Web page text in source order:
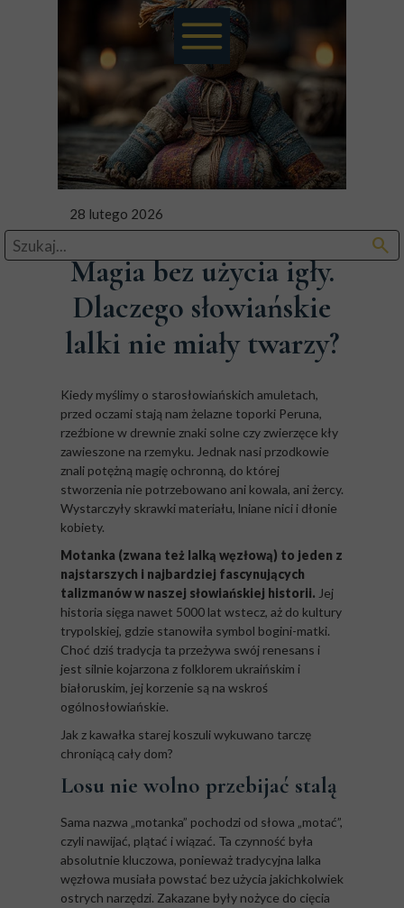
search
28 lutego 2026
Magia bez użycia igły.
Dlaczego słowiańskie
lalki nie miały twarzy?
Kiedy myślimy o starosłowiańskich amuletach,
przed oczami stają nam żelazne toporki Peruna,
rzeźbione w drewnie znaki solne czy zwierzęce kły
zawieszone na rzemyku. Jednak nasi przodkowie
znali potężną magię ochronną, do której
stworzenia nie potrzebowano ani kowala, ani żercy.
Wystarczyły skrawki materiału, lniane nici i dłonie
kobiety.
Motanka (zwana też lalką węzłową) to jeden z
najstarszych i najbardziej fascynujących
talizmanów w naszej słowiańskiej historii. Jej
historia sięga nawet 5000 lat wstecz, aż do kultury
trypolskiej, gdzie stanowiła symbol bogini-matki.
Choć dziś tradycja ta przeżywa swój renesans i
jest silnie kojarzona z folklorem ukraińskim i
białoruskim, jej korzenie są na wskroś
ogólnosłowiańskie.
Jak z kawałka starej koszuli wykuwano tarczę
chroniącą cały dom?
Losu nie wolno przebijać stalą
Sama nazwa „motanka” pochodzi od słowa „motać”,
czyli nawijać, plątać i wiązać. Ta czynność była
absolutnie kluczowa, ponieważ tradycyjna lalka
węzłowa musiała powstać bez użycia jakichkolwiek
ostrych narzędzi. Zakazane były nożyce do cięcia